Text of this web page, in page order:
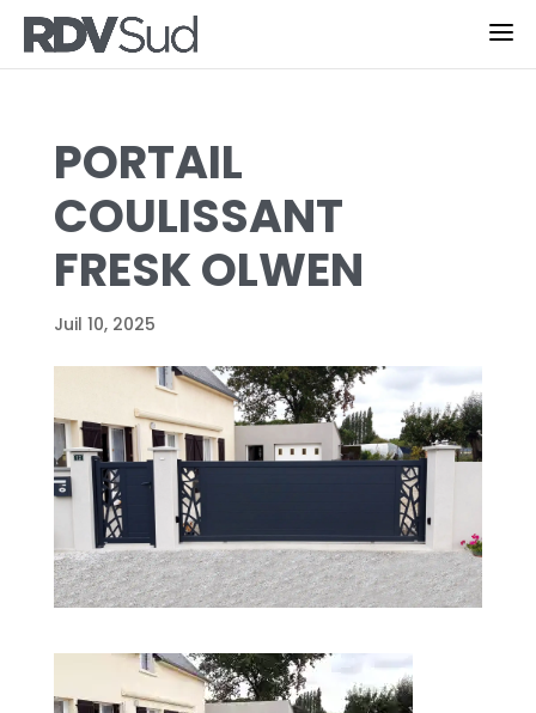
PORTAIL
COULISSANT
FRESK OLWEN
Juil 10, 2025